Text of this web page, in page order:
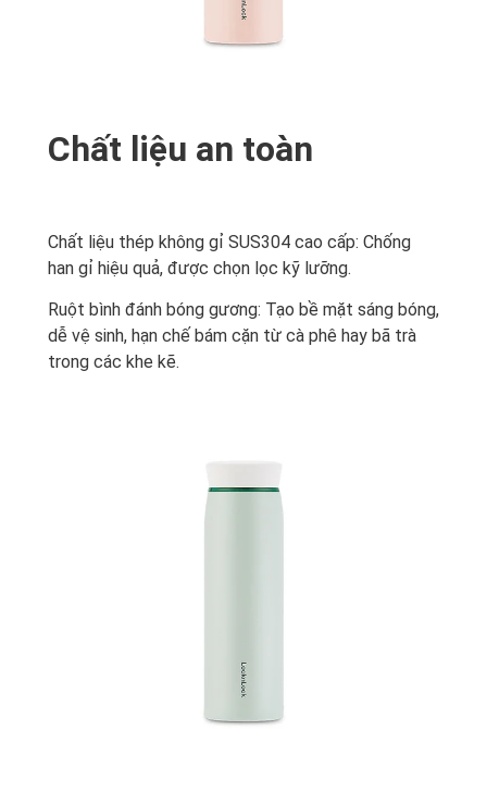
Chất liệu an toàn
Chất liệu thép không gỉ SUS304 cao cấp: Chống
han gỉ hiệu quả, được chọn lọc kỹ lưỡng.
Ruột bình đánh bóng gương: Tạo bề mặt sáng bóng,
dễ vệ sinh, hạn chế bám cặn từ cà phê hay bã trà
trong các khe kẽ.